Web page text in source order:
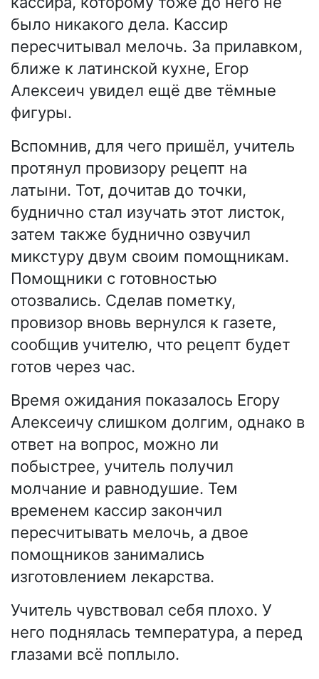
было никакого дела. Кассир
пересчитывал мелочь. За прилавком,
ближе к латинской кухне, Егор
Алексеич увидел ещё две тёмные
фигуры.
Вспомнив, для чего пришёл, учитель
протянул провизору рецепт на
латыни. Тот, дочитав до точки,
буднично стал изучать этот листок,
затем также буднично озвучил
микстуру двум своим помощникам.
Помощники с готовностью
отозвались. Сделав пометку,
провизор вновь вернулся к газете,
сообщив учителю, что рецепт будет
готов через час.
Время ожидания показалось Егору
Алексеичу слишком долгим, однако в
ответ на вопрос, можно ли
побыстрее, учитель получил
молчание и равнодушие. Тем
временем кассир закончил
пересчитывать мелочь, а двое
помощников занимались
изготовлением лекарства.
Учитель чувствовал себя плохо. У
него поднялась температура, а перед
глазами всё поплыло.